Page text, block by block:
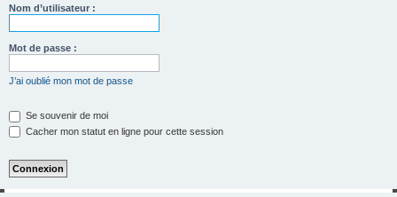
Nom d’utilisateur :
Mot de passe :
J’ai oublié mon mot de passe
Se souvenir de moi
Cacher mon statut en ligne pour cette session